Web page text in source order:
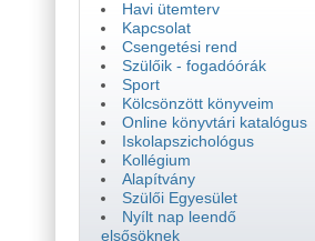
Havi ütemterv
Kapcsolat
Csengetési rend
Szülőik - fogadóórák
Sport
Kölcsönzött könyveim
Online könyvtári katalógus
Iskolapszichológus
Kollégium
Alapítvány
Szülői Egyesület
Nyílt nap leendő
elsősöknek